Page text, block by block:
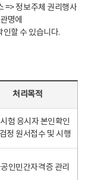
정보주체 권리행사
명에
할 수 있습니다.
처리목적
험 응시자 본인확인
정 원서접수 및 시행
인민간자격증 관리